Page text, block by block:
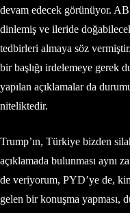
devam edecek görünüyor.
dinlemiş ve ileride
tedbirleri almaya söz
bir başlığı irdelemeye gerek
yapılan açıklamalar da
niteliktedir.
Trump’ın, Türkiye bizden
açıklamada bulunması aynı
de veriyorum, PYD’ye de,
gelen bir konuşma yapması,